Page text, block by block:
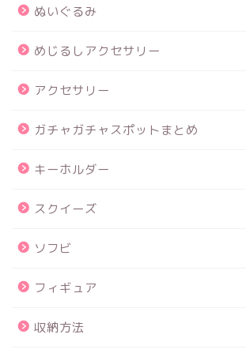
ぬいぐるみ
めじるしアクセサリー
アクセサリー
ガチャガチャスポットまとめ
キーホルダー
スクイーズ
ソフビ
フィギュア
収納方法